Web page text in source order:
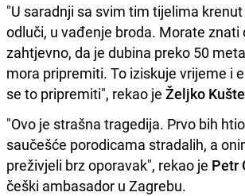
"U saradnji sa svim tim tijelima krenut
odluči, u vađenje broda. Morate znati
zahtjevno, da je dubina preko 50
mora pripremiti. To iziskuje vrijeme i
se to pripremiti", rekao je Željko
"Ovo je strašna tragedija. Prvo bih
saučešće porodicama stradalih, a
preživjeli brz oporavak", rekao je Petr
češki ambasador u Zagrebu.